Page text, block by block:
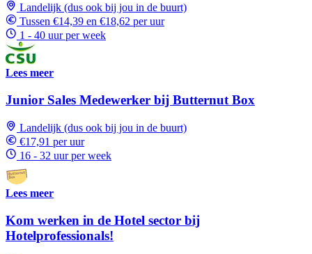
Landelijk (dus ook bij jou in de buurt)
Tussen €14,39 en €18,62 per uur
1 - 40 uur per week
Lees meer
Junior Sales Medewerker bij Butternut Box
Landelijk (dus ook bij jou in de buurt)
€17,91 per uur
16 - 32 uur per week
Lees meer
Kom werken in de Hotel sector bij
Hotelprofessionals!